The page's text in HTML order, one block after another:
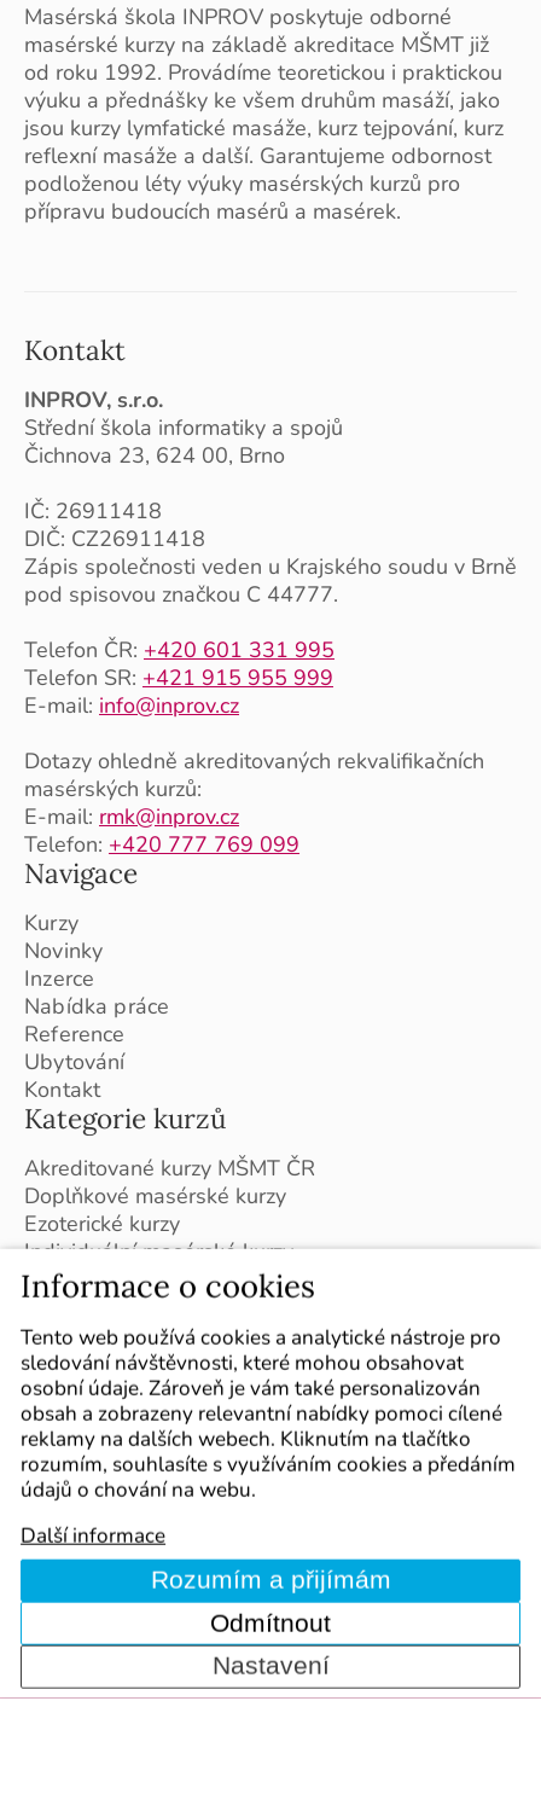
Masérská škola INPROV poskytuje odborné
masérské kurzy na základě akreditace MŠMT již
od roku 1992. Provádíme teoretickou i praktickou
výuku a přednášky ke všem druhům masáží, jako
jsou kurzy lymfatické masáže, kurz tejpování, kurz
reflexní masáže a další. Garantujeme odbornost
podloženou léty výuky masérských kurzů pro
přípravu budoucích masérů a masérek.
Kontakt
INPROV, s.r.o.
Střední škola informatiky a spojů
Čichnova 23, 624 00, Brno
IČ: 26911418
DIČ: CZ26911418
Zápis společnosti veden u Krajského soudu v Brně
pod spisovou značkou C 44777.
Telefon ČR: +420 601 331 995
Telefon SR: +421 915 955 999
E-mail: info@inprov.cz
Dotazy ohledně akreditovaných rekvalifikačních
masérských kurzů:
E-mail: rmk@inprov.cz
Telefon: +420 777 769 099
Navigace
Kurzy
Novinky
Inzerce
Nabídka práce
Reference
Ubytování
Kontakt
Kategorie kurzů
Akreditované kurzy MŠMT ČR
Doplňkové masérské kurzy
Ezoterické kurzy
Individuální masérské kurzy
Masérské kurzy - Slovensko
Plán kurzů pro školní rok 2026/2027
Sledujte nás
Označte nás ve svých příspěvcích :-)
KurzyCookie policyMapa webuObchodní podmínky
KontaktZásady ochrany osobních údajů
Copyright 2006-2026 INPROV, s.r.o. | Všechna práva
vyhrazena | SEO zajišťuje Comerto
Informace o cookies
Tento web používá cookies a analytické nástroje pro
sledování návštěvnosti, které mohou obsahovat
osobní údaje. Zároveň je vám také personalizován
obsah a zobrazeny relevantní nabídky pomoci cílené
reklamy na dalších webech. Kliknutím na tlačítko
rozumím, souhlasíte s využíváním cookies a předáním
údajů o chování na webu.
Další informace
Rozumím a přijímám
Odmítnout
Nastavení